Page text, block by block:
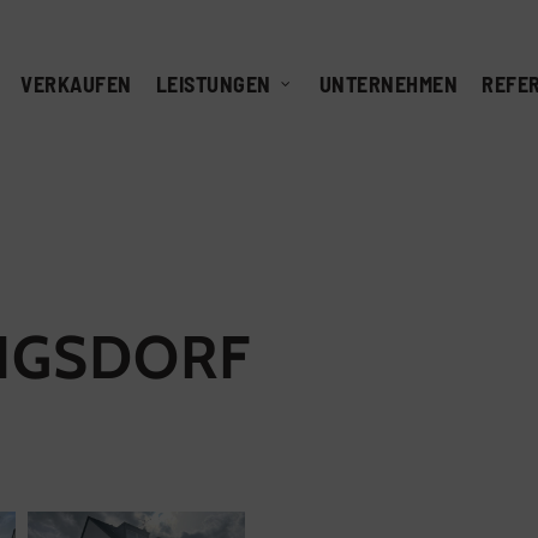
VERKAUFEN LEISTUNGEN UNTERNEHMEN